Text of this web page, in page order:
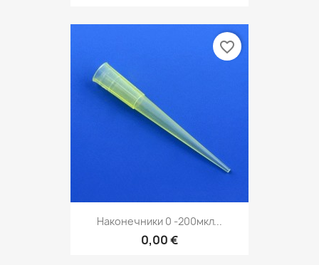
Наконечники 0 -200мкл...
0,00 €
favorite_border